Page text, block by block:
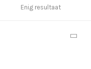
Enig resultaat